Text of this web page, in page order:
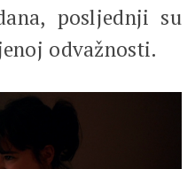
posljednji su
odvažnosti.